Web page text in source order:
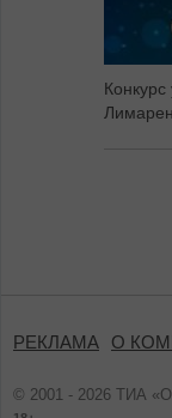
РЕКЛАМА О
© 2001 - 2026 ТИА